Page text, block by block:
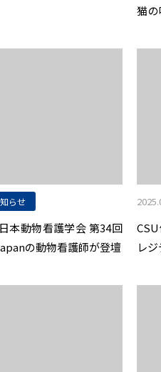
猫
らせ
本動物看護学会 第34回
の動物看護師が登壇
レ